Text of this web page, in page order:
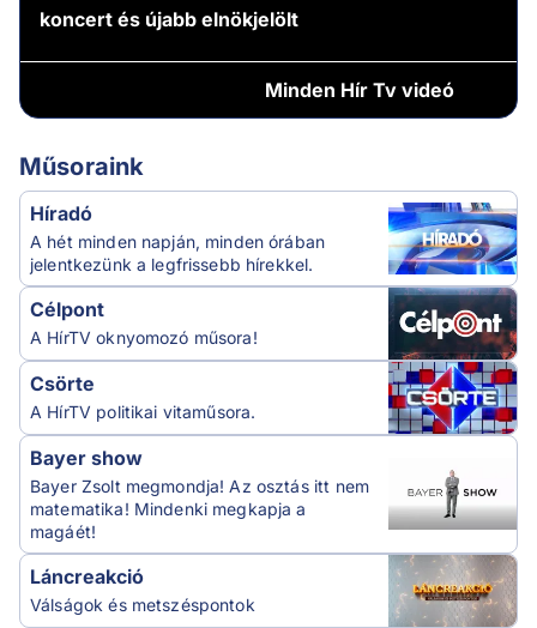
koncert és újabb elnökjelölt
Minden Hír Tv videó
Műsoraink
Híradó
A hét minden napján, minden órában
jelentkezünk a legfrissebb hírekkel.
Célpont
A HírTV oknyomozó műsora!
Csörte
A HírTV politikai vitaműsora.
Bayer show
Bayer Zsolt megmondja! Az osztás itt nem
matematika! Mindenki megkapja a
magáét!
Láncreakció
Válságok és metszéspontok